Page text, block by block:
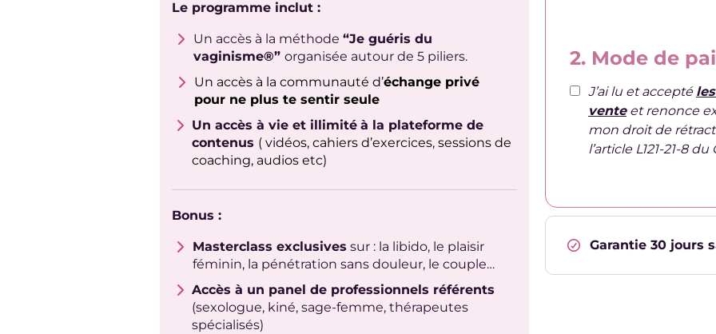
Le programme inclut :
Un accès à la méthode“Je guéris du
vaginisme®”organisée autour de 5 piliers.
Un accès à la communauté d’échange privé
pour ne plus te sentir seule
Un accès à vie et illimité à la plateforme de
contenus ( vidéos, cahiers d’exercices, sessions de
coaching, audios etc)
Bonus :
Masterclass exclusives sur : la libido, le plaisir
féminin, la pénétration sans douleur, le couple…
Accès à un panel de professionnels référents
(sexologue, kiné, sage-femme, thérapeutes
spécialisés)
2. Mode de
J’ai lu et accepté
vente et renonce
mon droit de
l’article L121-21-8
Garantie 30 jours